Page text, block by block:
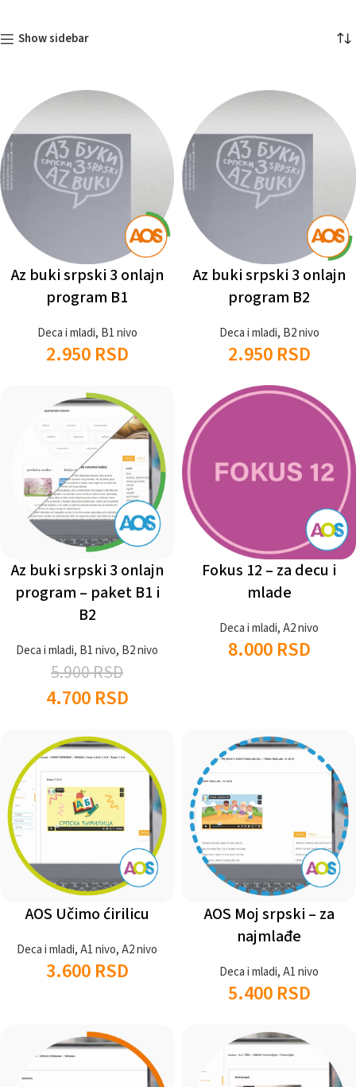
Show sidebar
Az buki srpski 3 onlajn
program B1
Deca i mladi, B1 nivo
2.950 RSD
Az buki srpski 3 onlajn
program B2
Deca i mladi, B2 nivo
2.950 RSD
Az buki srpski 3 onlajn
program – paket B1 i
B2
Deca i mladi, B1 nivo, B2 nivo
5.900RSD
4.700 RSD
Fokus 12 – za decu i
mlade
Deca i mladi,A2 nivo
8.000 RSD
AOS Učimo ćirilicu
Deca i mladi,A1 nivo,A2 nivo
3.600 RSD
AOS Moj srpski – za
najmlađe
Deca i mladi,A1 nivo
5.400 RSD